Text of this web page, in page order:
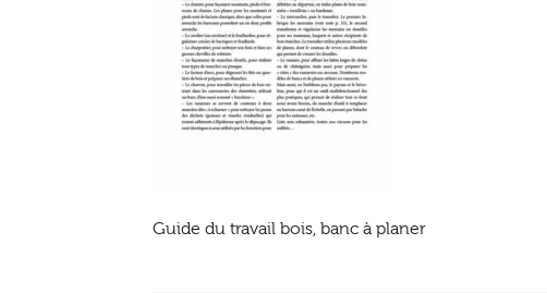
Guide du travail bois, banc à planer